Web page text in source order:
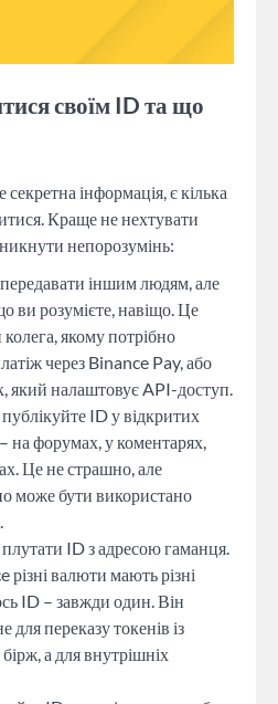
своїм ID та що
інформація, є кілька
Краще не нехтувати
непорозумінь:
іншим людям, але
ви розумієте, навіщо. Це
якому потрібно
через Binance Pay, або
який налаштовує API-доступ.
ID у відкритих
на форумах, у коментарях,
Це не страшно, але
може бути використано
ID з адресою гаманця.
валюти мають різні
ID – завжди один. Він
для переказу токенів із
а для внутрішніх